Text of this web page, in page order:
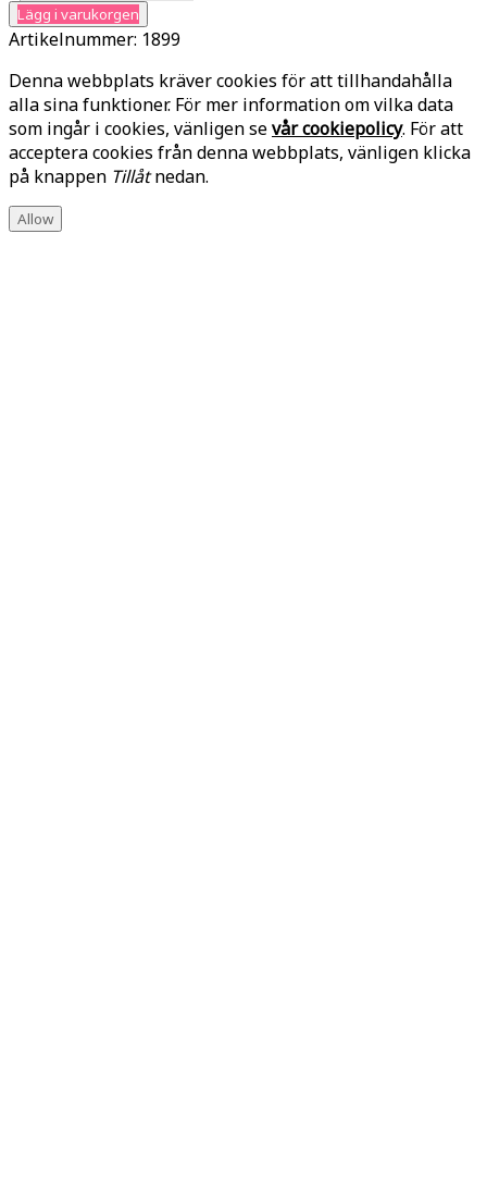
Lägg i varukorgen
Artikelnummer: 1899
Denna webbplats kräver cookies för att tillhandahålla
alla sina funktioner. För mer information om vilka data
som ingår i cookies, vänligen sevår cookiepolicy. För att
acceptera cookies från denna webbplats, vänligen klicka
på knappen Tillåtnedan.
Allow